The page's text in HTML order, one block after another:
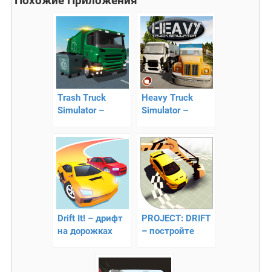
Trash Truck
Simulator –
мусоровозе
Heavy Truck
Simulator –
грузов
Drift It! – дрифт
на дорожках
PROJECT: DRIFT
– постройте
гонщика